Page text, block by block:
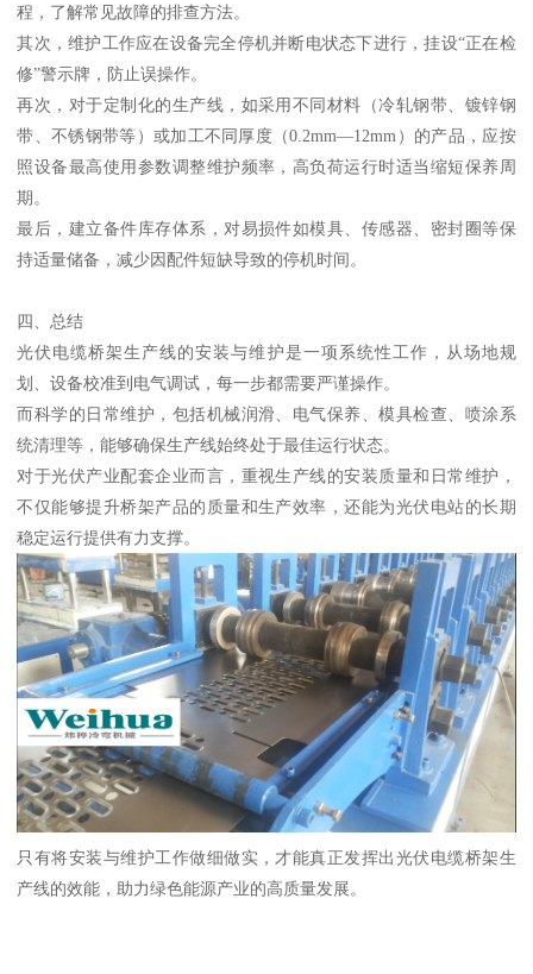
程，了解常见故障的排查方法。
其次，维护工作应在设备完全停机并断电状态下进行，挂设“正在检
修”警示牌，防止误操作。
再次，对于定制化的生产线，如采用不同材料（冷轧钢带、镀锌钢
带、不锈钢带等）或加工不同厚度（0.2mm—12mm）的产品，应按
照设备最高使用参数调整维护频率，高负荷运行时适当缩短保养周
期。
最后，建立备件库存体系，对易损件如模具、传感器、密封圈等保
持适量储备，减少因配件短缺导致的停机时间。
四、总结
光伏电缆桥架生产线的安装与维护是一项系统性工作，从场地规
划、设备校准到电气调试，每一步都需要严谨操作。
而科学的日常维护，包括机械润滑、电气保养、模具检查、喷涂系
统清理等，能够确保生产线始终处于最佳运行状态。
对于光伏产业配套企业而言，重视生产线的安装质量和日常维护，
不仅能够提升桥架产品的质量和生产效率，还能为光伏电站的长期
稳定运行提供有力支撑。
只有将安装与维护工作做细做实，才能真正发挥出光伏电缆桥架生
产线的效能，助力绿色能源产业的高质量发展。